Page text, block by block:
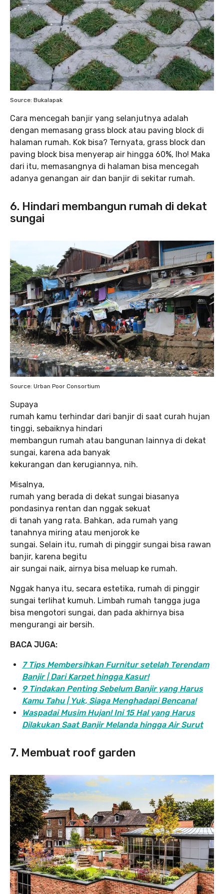
Source: Bukalapak
Cara mencegah banjir yang selanjutnya adalah
dengan memasang grass block atau paving block di
halaman rumah. Kok bisa? Ternyata, grass block dan
paving block bisa menyerap air hingga 60%, lho! Maka
dari itu, memasangnya di halaman bisa mencegah
adanya genangan air dan banjir di sekitar rumah.
6. Hindari membangun rumah di dekat
sungai
Source: Urban Poor Consortium
Supaya
rumah kamu terhindar dari banjir di saat curah hujan
tinggi, sebaiknya hindari
membangun rumah atau bangunan lainnya di dekat
sungai, karena ada banyak
kekurangan dan kerugiannya, nih.
Misalnya,
rumah yang berada di dekat sungai biasanya
pondasinya rentan dan nggak sekuat
di tanah yang rata. Bahkan, ada rumah yang
tanahnya miring atau menjorok ke
sungai. Selain itu, rumah di pinggir sungai bisa rawan
banjir, karena begitu
air sungai naik, airnya bisa meluap ke rumah.
Nggak hanya itu, secara estetika, rumah di pinggir
sungai terlihat kumuh. Limbah rumah tangga juga
bisa mengotori sungai, dan pada akhirnya bisa
mengurangi air bersih.
BACA JUGA:
7 Tips Membersihkan Furnitur setelah Terendam
Banjir | Dari Karpet hingga Kasur!
9 Tindakan Penting Sebelum Banjir yang Harus
Kamu Tahu | Yuk, Siaga Menghadapi Bencana!
Waspadai Musim Hujan! Ini 15 Hal yang Harus
Dilakukan Saat Banjir Melanda hingga Air Surut
7. Membuat roof garden